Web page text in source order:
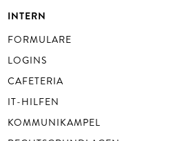
INTERN
FORMULARE
LOGINS
CAFETERIA
IT-HILFEN
KOMMUNIKAMPEL